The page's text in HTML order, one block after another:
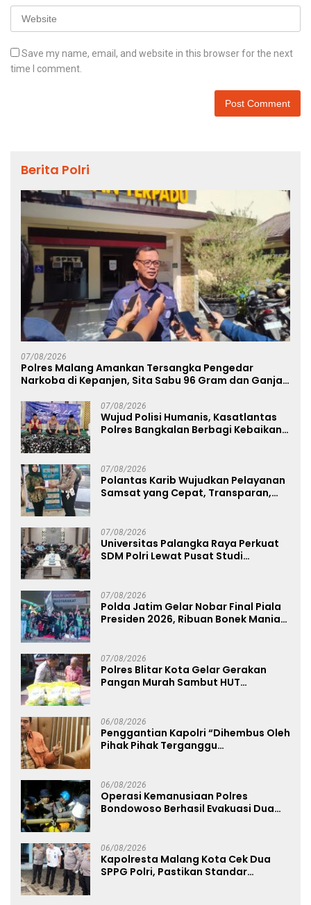
Save my name, email, and website in this browser for the next
time I comment.
Berita Polri
07/08/2026
Polres Malang Amankan Tersangka Pengedar
Narkoba di Kepanjen, Sita Sabu 96 Gram dan Ganja
07/08/2026
Wujud Polisi Humanis, Kasatlantas
Polres Bangkalan Berbagi Kebaikan
07/08/2026
Polantas Karib Wujudkan Pelayanan
Samsat yang Cepat, Transparan,
07/08/2026
Universitas Palangka Raya Perkuat
SDM Polri Lewat Pusat Studi
07/08/2026
Polda Jatim Gelar Nobar Final Piala
Presiden 2026, Ribuan Bonek Mania
07/08/2026
Polres Blitar Kota Gelar Gerakan
Pangan Murah Sambut HUT
06/08/2026
Penggantian Kapolri “Dihembus Oleh
Pihak Pihak Terganggu
06/08/2026
Operasi Kemanusiaan Polres
Bondowoso Berhasil Evakuasi Dua
06/08/2026
Kapolresta Malang Kota Cek Dua
SPPG Polri, Pastikan Standar